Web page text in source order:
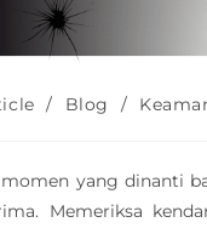
/ Blog /
yang dinanti
Memeriksa